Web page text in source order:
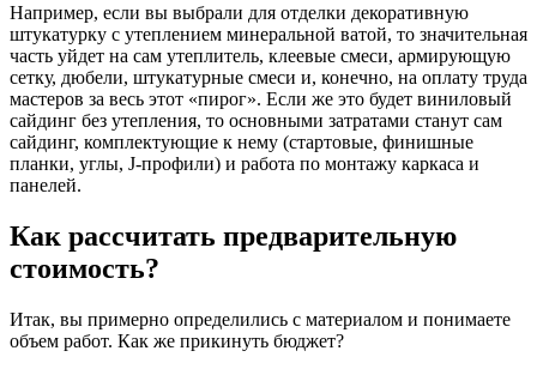
Например, если вы выбрали для отделки декоративную
штукатурку с утеплением минеральной ватой, то значительная
часть уйдет на сам утеплитель, клеевые смеси, армирующую
сетку, дюбели, штукатурные смеси и, конечно, на оплату труда
мастеров за весь этот «пирог». Если же это будет виниловый
сайдинг без утепления, то основными затратами станут сам
сайдинг, комплектующие к нему (стартовые, финишные
планки, углы, J-профили) и работа по монтажу каркаса и
панелей.
Как рассчитать предварительную
стоимость?
Итак, вы примерно определились с материалом и понимаете
объем работ. Как же прикинуть бюджет?